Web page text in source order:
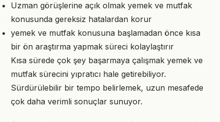
Uzman görüşlerine açık olmak yemek ve mutfak
konusunda gereksiz hatalardan korur
yemek ve mutfak konusuna başlamadan önce kısa
bir ön araştırma yapmak süreci kolaylaştırır
Kısa sürede çok şey başarmaya çalışmak yemek ve
mutfak sürecini yıpratıcı hale getirebiliyor.
Sürdürülebilir bir tempo belirlemek, uzun mesafede
çok daha verimli sonuçlar sunuyor.